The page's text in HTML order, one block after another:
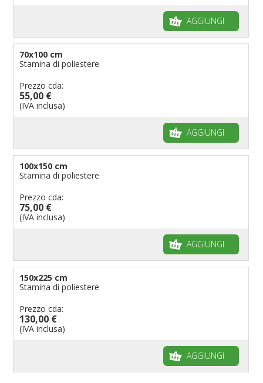
AGGIUNGI
70x100 cm
Stamina di poliestere
Prezzo cda:
55,00 €
(IVA inclusa)
AGGIUNGI
100x150 cm
Stamina di poliestere
Prezzo cda:
75,00 €
(IVA inclusa)
AGGIUNGI
150x225 cm
Stamina di poliestere
Prezzo cda:
130,00 €
(IVA inclusa)
AGGIUNGI